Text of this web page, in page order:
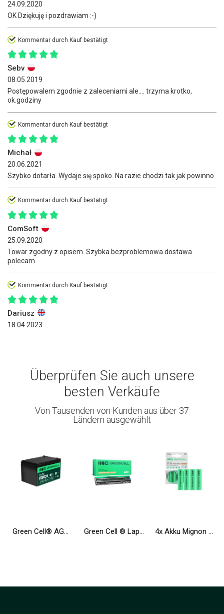
24.09.2020
OK Dziękuję i pozdrawiam :-)
Kommentar durch Kauf bestätigt
Sebv
08.05.2019
Postępowalem zgodnie z zaleceniami ale.... trzyma krotko,
ok.godziny
Kommentar durch Kauf bestätigt
Michał
20.06.2021
Szybko dotarła. Wydaje się spoko. Na razie chodzi tak jak powinno
Kommentar durch Kauf bestätigt
ComSoft
25.09.2020
Towar zgodny z opisem. Szybka bezproblemowa dostawa.
polecam.
Kommentar durch Kauf bestätigt
Dariusz
18.04.2023
Überprüfen Sie auch unsere
besten Verkäufe
Von Tausenden von Kunden aus über 37
Ländern ausgewählt
Green Cell® AGM Batterie 12V 12Ah Vlies Wartungsfrei Bleiakku für Elektro Spielzeug UPS Rollstuhl Fahrrad Echolot Scooter Green Cell ® Laptop Akku T54FJ 8858X für Dell Inspiron 14R N5010 N7010 N7110 15R 5520 17R 5720 Latitude E6420 E6520 4x Akku Mignon AA R6 2600mAh Ni-MH Wiederaufladbare Batterie Green Cell